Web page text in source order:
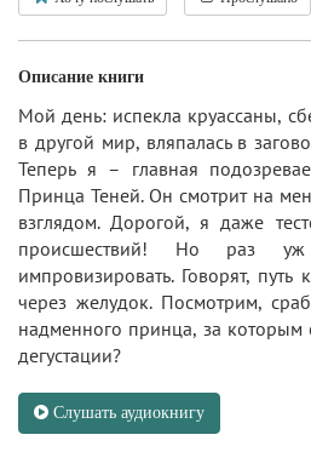
Описание книги
Мой день: испекла круассаны,
в другой мир, вляпалась в
Теперь я – главная
Принца Теней. Он смотрит на
взглядом. Дорогой, я даже
происшествий! Но раз
импровизировать. Говорят,
через желудок. Посмотрим,
надменного принца, за которым
дегустации?
Слушать аудиокнигу